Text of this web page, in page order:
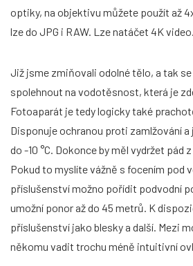
optiky, na objektivu můžete použít až
lze do JPG i RAW. Lze natáčet 4K video.
Již jsme zmiňovali odolné tělo, a tak
spolehnout na vodotěsnost, která je
Fotoaparát je tedy logicky také
Disponuje ochranou proti zamlžování
do -10 °C. Dokonce by měl vydržet pád
Pokud to myslíte vážně s focením pod
příslušenství možno pořídit podvodní
umožní ponor až do 45 metrů. K
příslušenství jako blesky a další. Mezi
někomu vadit trochu méně intuitivní